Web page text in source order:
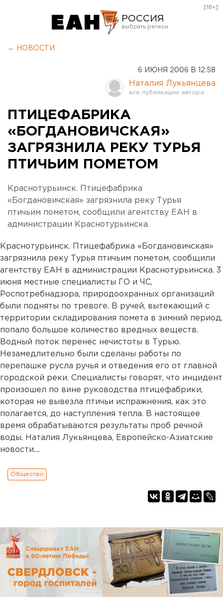
РОССИЯ
Оренбург
[18+]
← НОВОСТИ
6 ИЮНЯ 2006 В 12:58
Наталия Лукьянцева
ПТИЦЕФАБРИКА
«БОГДАНОВИЧСКАЯ»
ЗАГРЯЗНИЛА РЕКУ ТУРЬЯ
ПТИЧЬИМ ПОМЕТОМ
Краснотурьинск. Птицефабрика
«Богдановичская» загрязнила реку Турья
птичьим пометом, сообщили агентству ЕАН в
администрации Краснотурьинска.
Краснотурьинск. Птицефабрика «Богдановичская»
загрязнила реку Турья птичьим пометом, сообщили
агентству ЕАН в администрации Краснотурьинска. 3
июня местные специалисты ГО и ЧС,
Роспотребнадзора, природоохранных организаций
были подняты по тревоге. В ручей, вытекающий с
территории складирования помета в зимний период,
попало большое количество вредных веществ.
Водный поток перенес нечистоты в Турью.
Незамедлительно были сделаны работы по
перепашке русла ручья и отведения его от главной
городской реки. Специалисты говорят, что инцидент
произошел по вине руководства птицефабрики,
которая не вывезла птичьи испражнения, как это
полагается, до наступления тепла. В настоящее
время обрабатываются результаты проб речной
воды. Наталия Лукьянцева, Европейско-Азиатские
новости....
Общество